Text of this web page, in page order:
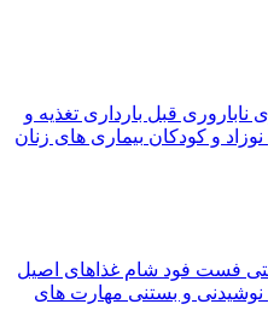
ناباروری قبل بارداری تغذیه و
نوزاد و کودکان بیماری های زنان
فست فود شام غذاهای اصیل
نوشیدنی و بستنی مهارت های